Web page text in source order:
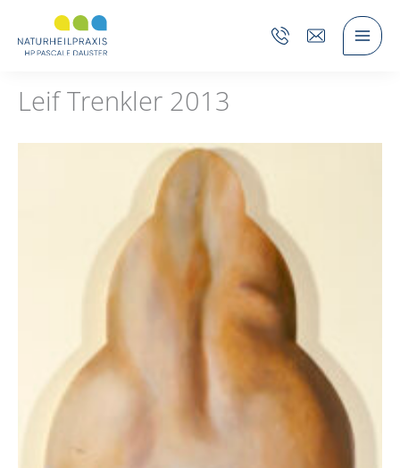
springen
Leif Trenkler 2013
Barock Po 95×50